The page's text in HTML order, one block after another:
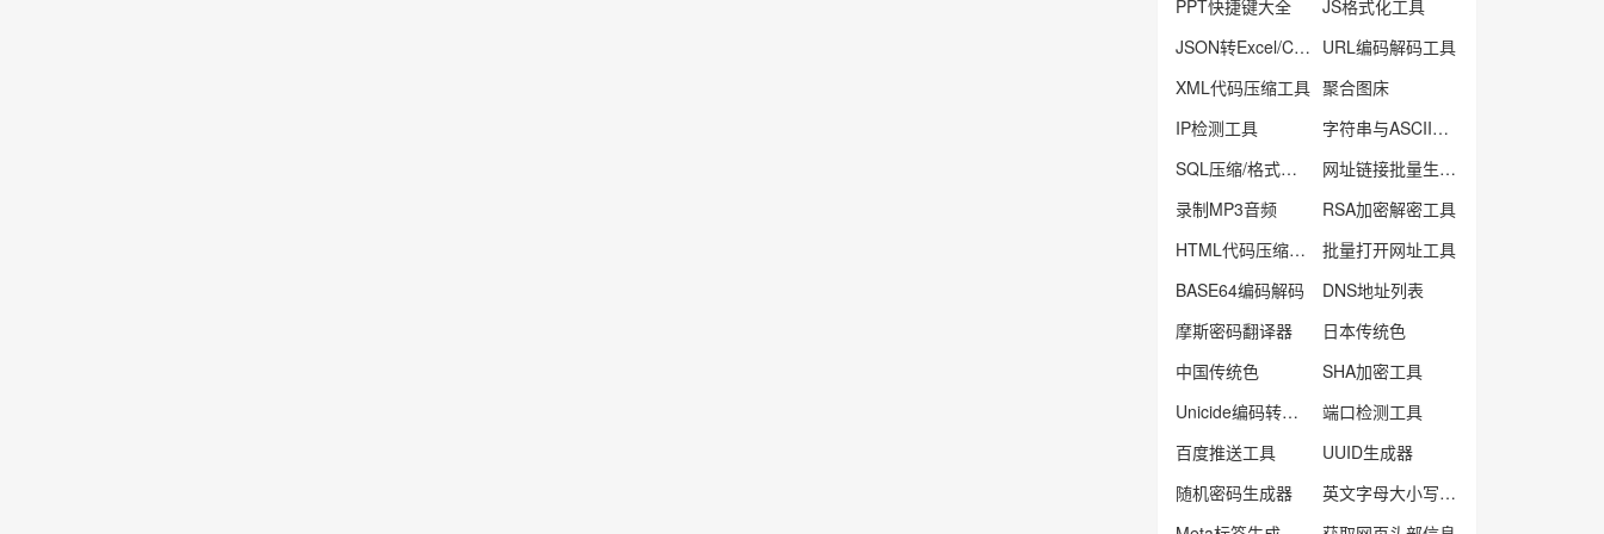
PPT快捷键大全
JS格式化工具
JSON转Excel/Csv工具 URL编码解码工具
XML代码压缩工具 聚合图床
IP检测工具
字符串与ASCII码转换
SQL压缩/格式化工具
网址链接批量生产器
录制MP3音频
RSA加密解密工具
HTML代码压缩工具
批量打开网址工具
BASE64编码解码
DNS地址列表
摩斯密码翻译器
日本传统色
中国传统色
SHA加密工具
Unicide编码转换工具
端口检测工具
百度推送工具
UUID生成器
随机密码生成器
英文字母大小写转工具